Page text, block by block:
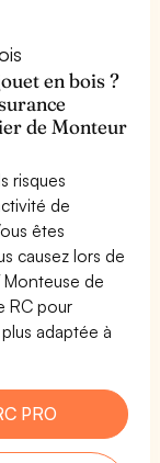
en bois ?
de Monteur
risques
de
êtes
causez lors de
de
RC pour
adaptée à
PRO